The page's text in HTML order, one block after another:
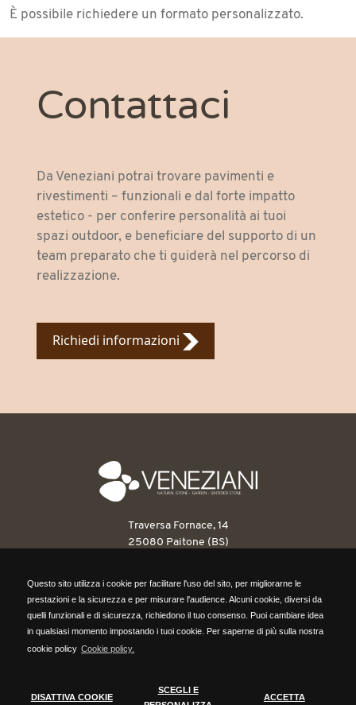
Questo sito utilizza i cookie per facilitare l'uso del sito, per migliorarne le
prestazioni e la sicurezza e per misurare l'audience. Alcuni cookie, diversi da
quelli funzionali e di sicurezza, richiedono il tuo consenso. Puoi cambiare idea
in qualsiasi momento impostando i tuoi cookie. Per saperne di più sulla nostra
Questo sito utilizza i cookie per facilitare l'uso del sito, per migliorarne le
prestazioni e la sicurezza e per misurare l'audience. Alcuni cookie, diversi da
quelli funzionali e di sicurezza, richiedono il tuo consenso. Puoi cambiare idea
in qualsiasi momento impostando i tuoi cookie. Per saperne di più sulla nostra
cookie policy Cookie policy.
DISATTIVA COOKIE
SCEGLI E
ACCETTA
È possibile richiedere un formato personalizzato.
Contattaci
Da Veneziani potrai trovare pavimenti e
rivestimenti – funzionali e dal forte impatto
estetico - per conferire personalità ai tuoi
spazi outdoor, e beneficiare del supporto di un
team preparato che ti guiderà nel percorso di
realizzazione.
Richiedi informazioni
Traversa Fornace, 14
25080 Paitone (BS)